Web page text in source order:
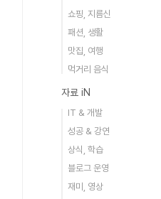
쇼핑, 지름신
패션, 생활
맛집, 여행
먹거리 음식
자료 iN
IT & 개발
성공 & 강연
상식, 학습
블로그 운영
재미, 영상